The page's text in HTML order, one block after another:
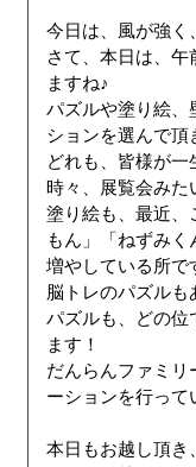
今日は、風が強
さて、本日は、
ますね♪
パズルや塗り絵
ションを選んで頂
どれも、皆様が
時々、展覧会みた
塗り絵も、最近、
もん」「ねずみ
増やしている所で
脳トレのパズルも
パズルも、どの位
ます！
だんらんファミリ
ーションを行っ
本日もお越し頂き